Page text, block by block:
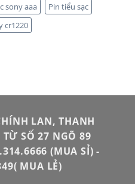
sony aaa
Pin tiểu sạc
cr1220
LAN, THANH
SỐ 27 NGÕ 89
(MUA SỈ) -
MUA LẺ)